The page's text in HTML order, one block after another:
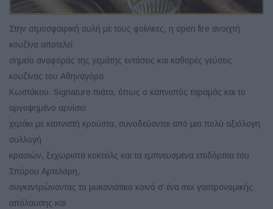
Στην ατμοσφαιρική αυλή με τους φοίνικες, η open fire ανοιχτή
κουζίνα αποτελεί
σημείο αναφοράς της γεμάτης εντάσεις και καθαρές γεύσεις
κουζίνας του Αθηναγόρα
Κωστάκου. Signature πιάτα, όπως ο καπνιστός ταραμάς και το
αργοψημένο αρνίσιο
χεράκι με καπνιστή κρούστα, συνοδεύονται από μια πολύ αξιόλογη
συλλογή
κρασιών, ξεχωριστά κοκτέιλς και τα εμπνευσμένα επιδόρπια του
Σπύρου Αρτελάρη,
συγκεντρώνοντας το μυκονιάτικο κοινό σ’ ένα mix γαστρονομικής
απόλαυσης και